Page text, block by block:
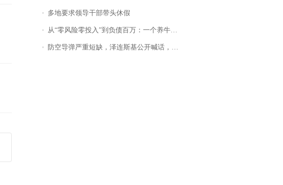
多地要求领导干部带头休假
从“零风险零投入”到负债百万：一个养牛项目崩盘后，谁该为农户的贷款买单丨红星调查
防空导弹严重短缺，泽连斯基公开喊话，乌克兰失去导弹拦截能力？